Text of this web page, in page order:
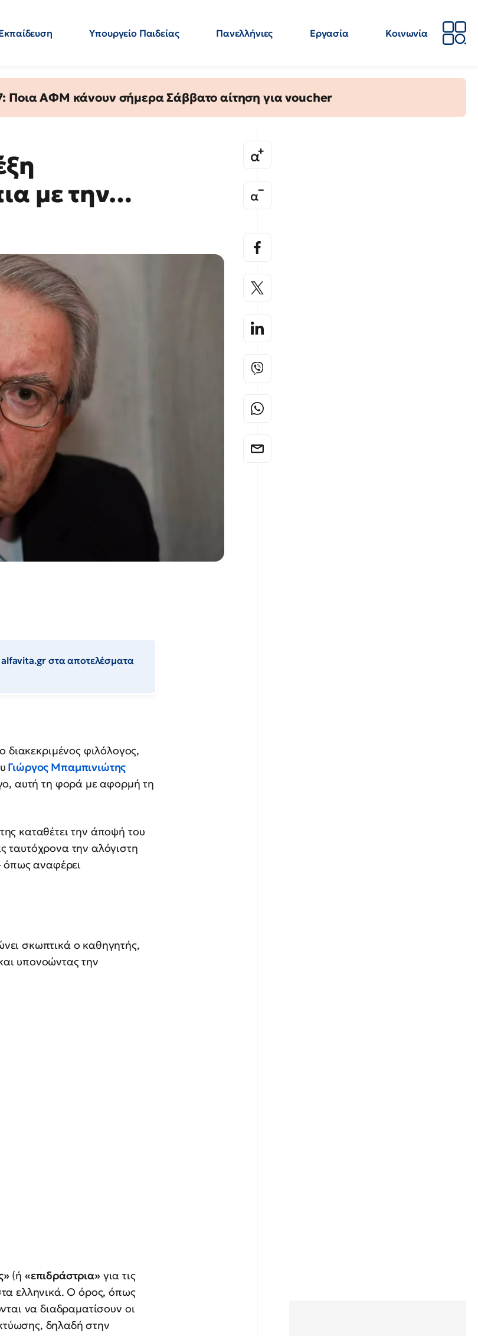
Υπουργείο Παιδείας Πανελλήνιες Εργασία
Κοινωνία
Ποια ΑΦΜ κάνουν σήμερα Σάββατο αίτηση για voucher
με την…
alfavita.gr στα αποτελέσματα
διακεκριμένος φιλόλογος,
Γιώργος Μπαμπινιώτης
αυτή τη φορά με αφορμή τη
καταθέτει την άποψή του
ταυτόχρονα την αλόγιστη
όπως αναφέρει
σκωπτικά ο καθηγητής,
υπονοώντας την
(ή «επιδράστρια»για τις
ελληνικά. Ο όρος, όπως
να διαδραματίσουν οι
δηλαδή στην